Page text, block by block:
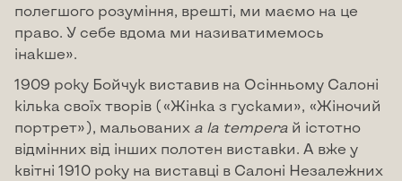
полегшого розуміння, врешті, ми маємо на це
право. У себе вдома ми називатимемось
інакше».
1909 року Бойчук виставив на Осінньому Салоні
кілька своїх творів («Жінка з гусками», «Жіночий
портрет»), мальованих a la tempera й істотно
відмінних від інших полотен виставки. А вже у
квітні 1910 року на виставці в Салоні Незалежних